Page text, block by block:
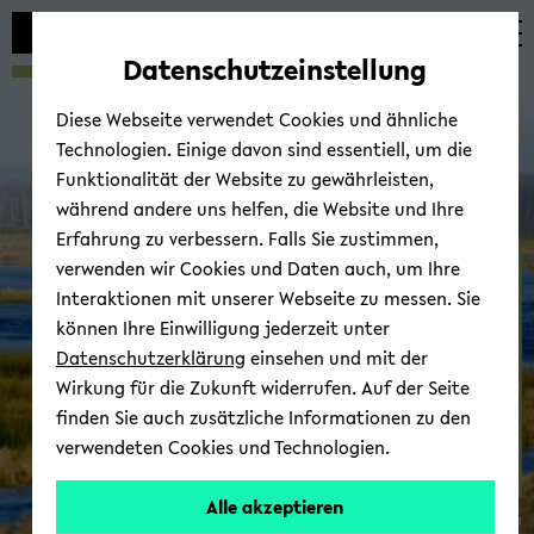
Automatische
vermeiden
skip
main
skip
main
skip
footer
Ex­cur­si­ons
© Uni­ver­si­tät Bie­le­feld
Datenschutzeinstellung
Diese Webseite verwendet Cookies und ähnliche
Technologien. Einige davon sind essentiell, um die
Funktionalität der Website zu gewährleisten,
während andere uns helfen, die Website und Ihre
Erfahrung zu verbessern. Falls Sie zustimmen,
verwenden wir Cookies und Daten auch, um Ihre
Interaktionen mit unserer Webseite zu messen. Sie
können Ihre Einwilligung jederzeit unter
Datenschutzerklärung einsehen und mit der
Wirkung für die Zukunft widerrufen. Auf der Seite
finden Sie auch zusätzliche Informationen zu den
verwendeten Cookies und Technologien.
Alle akzeptieren